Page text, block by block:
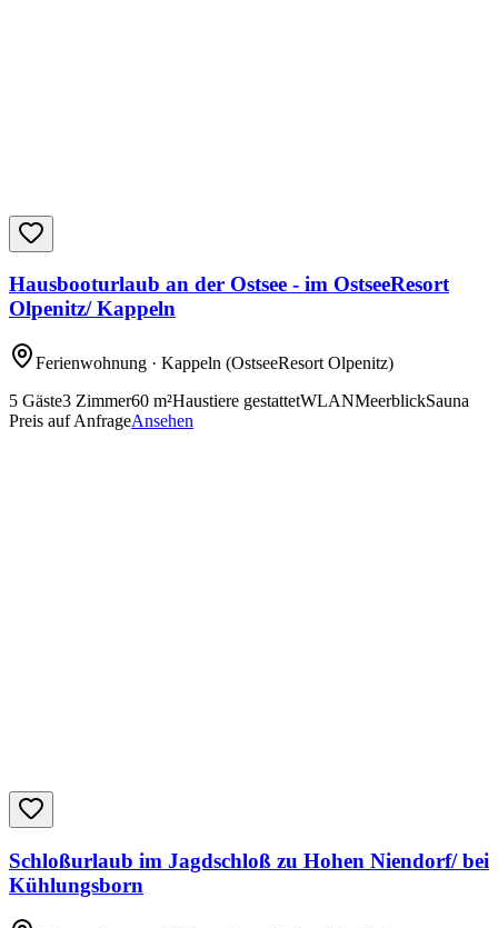
Hausbooturlaub an der Ostsee - im OstseeResort
Olpenitz/ Kappeln
Ferienwohnung · Kappeln (OstseeResort Olpenitz)
5 Gäste3 Zimmer60 m²Haustiere gestattetWLANMeerblickSauna
Preis auf AnfrageAnsehen
Schloßurlaub im Jagdschloß zu Hohen Niendorf/ bei
Kühlungsborn